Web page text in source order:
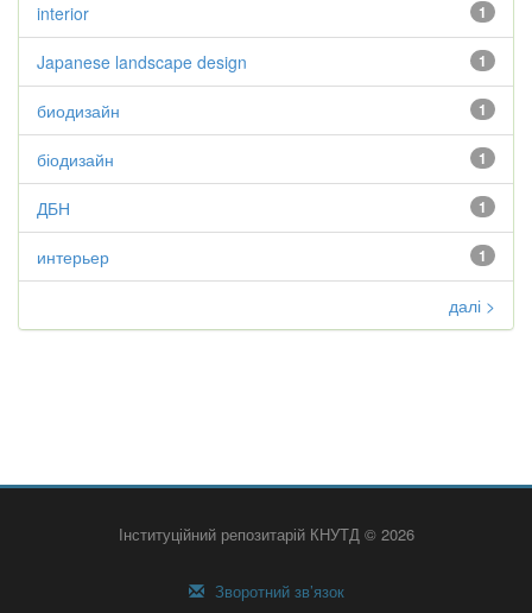
1
interior
1
Japanese landscape design
1
биодизайн
1
біодизайн
1
ДБН
1
интерьер
далі >
Інституційний репозитарій КНУТД © 2026
Зворотний зв’язок